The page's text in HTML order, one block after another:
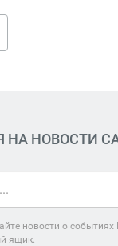
НА НОВОСТИ
новости о
ящик.